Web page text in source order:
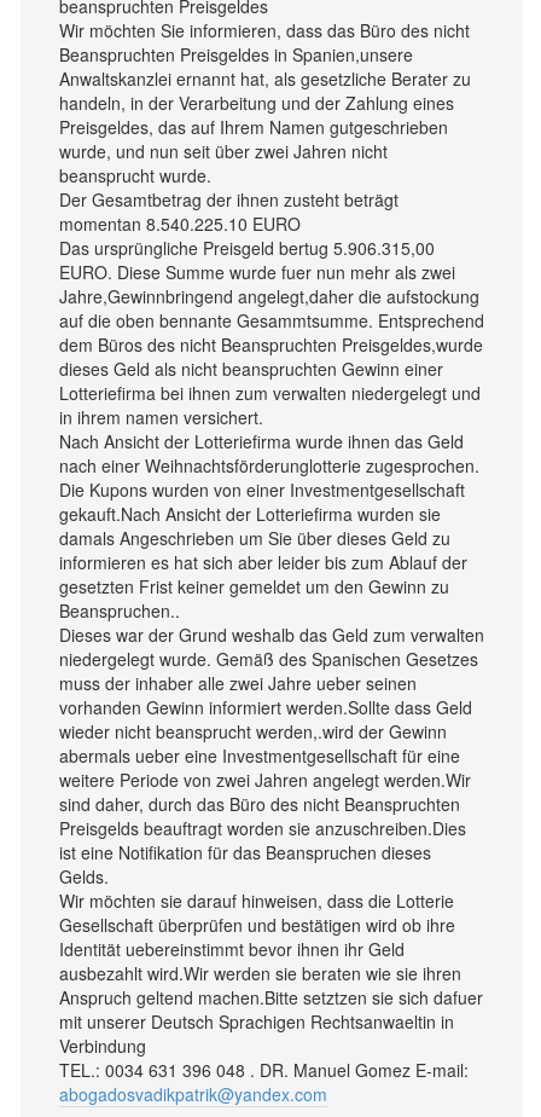
beanspruchten Preisgeldes
Wir möchten Sie informieren, dass das Büro des nicht
Beanspruchten Preisgeldes in Spanien,unsere
Anwaltskanzlei ernannt hat, als gesetzliche Berater zu
handeln, in der Verarbeitung und der Zahlung eines
Preisgeldes, das auf Ihrem Namen gutgeschrieben
wurde, und nun seit über zwei Jahren nicht
beansprucht wurde.
Der Gesamtbetrag der ihnen zusteht beträgt
momentan 8.540.225.10 EURO
Das ursprüngliche Preisgeld bertug 5.906.315,00
EURO. Diese Summe wurde fuer nun mehr als zwei
Jahre,Gewinnbringend angelegt,daher die aufstockung
auf die oben bennante Gesammtsumme. Entsprechend
dem Büros des nicht Beanspruchten Preisgeldes,wurde
dieses Geld als nicht beanspruchten Gewinn einer
Lotteriefirma bei ihnen zum verwalten niedergelegt und
in ihrem namen versichert.
Nach Ansicht der Lotteriefirma wurde ihnen das Geld
nach einer Weihnachtsförderunglotterie zugesprochen.
Die Kupons wurden von einer Investmentgesellschaft
gekauft.Nach Ansicht der Lotteriefirma wurden sie
damals Angeschrieben um Sie über dieses Geld zu
informieren es hat sich aber leider bis zum Ablauf der
gesetzten Frist keiner gemeldet um den Gewinn zu
Beanspruchen..
Dieses war der Grund weshalb das Geld zum verwalten
niedergelegt wurde. Gemäß des Spanischen Gesetzes
muss der inhaber alle zwei Jahre ueber seinen
vorhanden Gewinn informiert werden.Sollte dass Geld
wieder nicht beansprucht werden,.wird der Gewinn
abermals ueber eine Investmentgesellschaft für eine
weitere Periode von zwei Jahren angelegt werden.Wir
sind daher, durch das Büro des nicht Beanspruchten
Preisgelds beauftragt worden sie anzuschreiben.Dies
ist eine Notifikation für das Beanspruchen dieses
Gelds.
Wir möchten sie darauf hinweisen, dass die Lotterie
Gesellschaft überprüfen und bestätigen wird ob ihre
Identität uebereinstimmt bevor ihnen ihr Geld
ausbezahlt wird.Wir werden sie beraten wie sie ihren
Anspruch geltend machen.Bitte setztzen sie sich dafuer
mit unserer Deutsch Sprachigen Rechtsanwaeltin in
Verbindung
TEL.: 0034 631 396 048 . DR. Manuel Gomez E-mail:
abogadosvadikpatrik@yandex.com